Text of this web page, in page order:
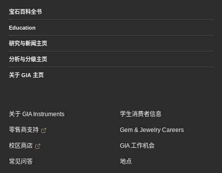
宝石百科全书
Education
研究与新闻主页
分析与分级主页
关于 GIA 主页
关于 GIA Instruments
零售商支持
校区商店
常见问答
学生消费者信息
Gem & Jewelry Careers
GIA 工作机会
地点